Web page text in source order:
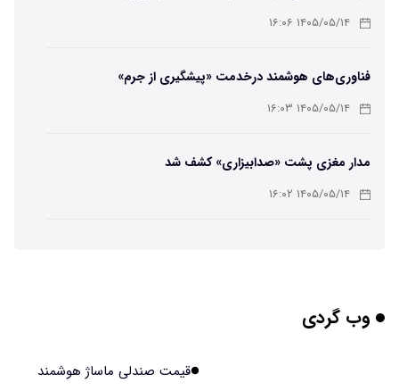
کریگامی»
۱۴۰۵/۰۵/۱۴ ۱۶:۰۶
فناوری‌های هوشمند درخدمت «پیشگیری از جرم»
۱۴۰۵/۰۵/۱۴ ۱۶:۰۳
مدار مغزی پشت «صدابیزاری» کشف شد
۱۴۰۵/۰۵/۱۴ ۱۶:۰۲
هوش مصنوعی جدید، انسان از آب درآمد!
وب گردی
قیمت صندلی ماساژ هوشمند